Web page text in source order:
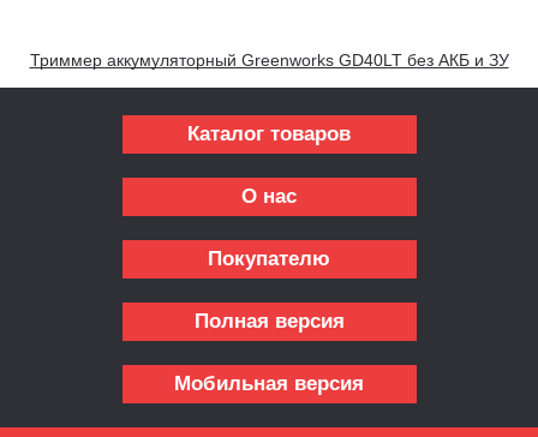
Триммер аккумуляторный Greenworks GD40LT без АКБ и ЗУ
Каталог товаров
О нас
Покупателю
Полная версия
Мобильная версия